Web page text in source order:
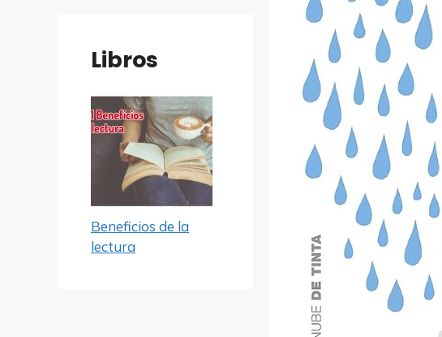
Libros
Beneficios de la
lectura